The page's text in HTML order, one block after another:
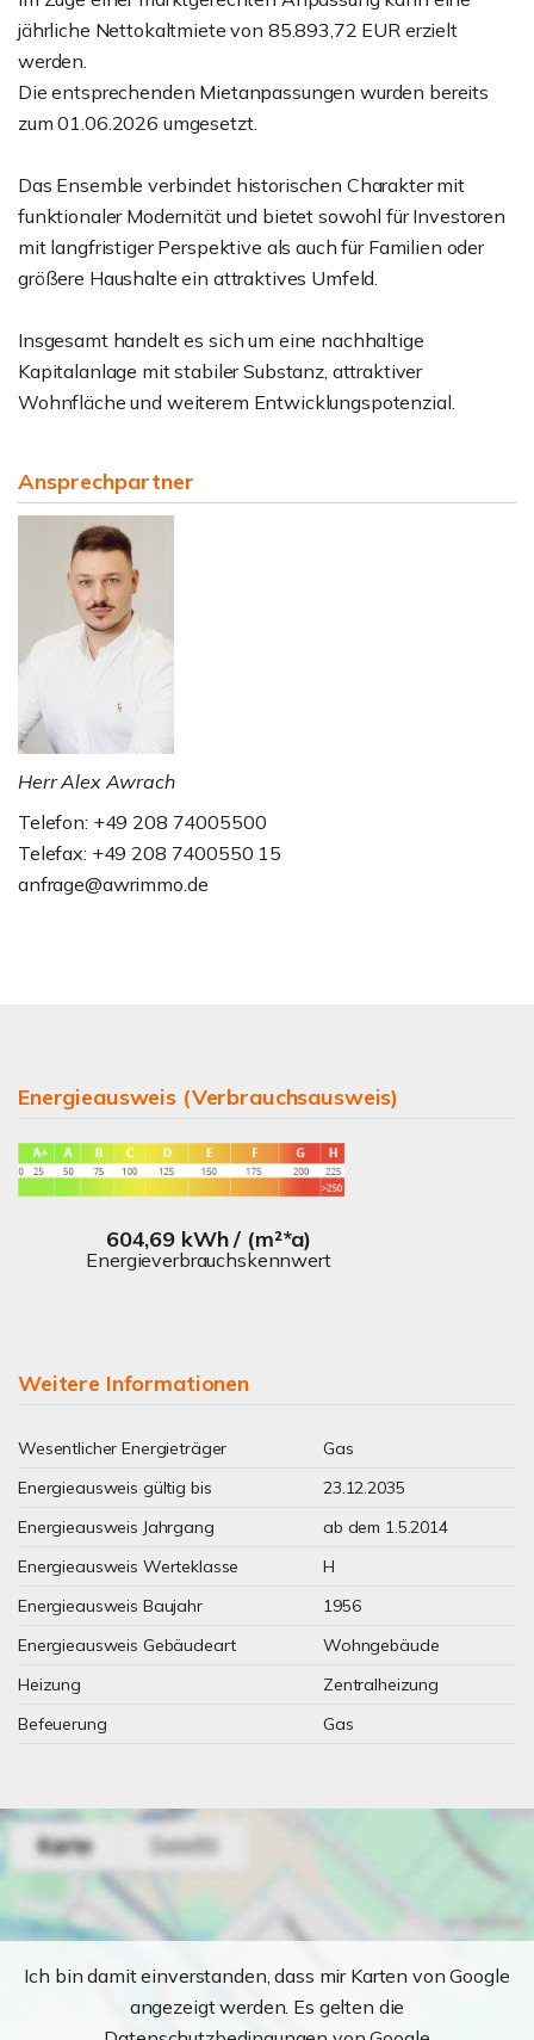
jährliche Nettokaltmiete von 85.893,72 EUR erzielt
werden.
Die entsprechenden Mietanpassungen wurden bereits
zum 01.06.2026 umgesetzt.
Das Ensemble verbindet historischen Charakter mit
funktionaler Modernität und bietet sowohl für Investoren
mit langfristiger Perspektive als auch für Familien oder
größere Haushalte ein attraktives Umfeld.
Insgesamt handelt es sich um eine nachhaltige
Kapitalanlage mit stabiler Substanz, attraktiver
Wohnfläche und weiterem Entwicklungspotenzial.
Ansprechpartner
Herr Alex Awrach
Telefon: +49 208 74005500
Telefax: +49 208 7400550 15
anfrage@awrimmo.de
Energieausweis (Verbrauchsausweis)
604,69 kWh / (m²*a)
Energieverbrauchskennwert
Weitere Informationen
Wesentlicher Energieträger
Gas
Energieausweis gültig bis
23.12.2035
Energieausweis Jahrgang
ab dem 1.5.2014
Energieausweis Werteklasse
H
Energieausweis Baujahr
1956
Energieausweis Gebäudeart
Wohngebäude
Heizung
Zentralheizung
Befeuerung
Gas
Ich bin damit einverstanden, dass mir Karten von Google
angezeigt werden. Es gelten die